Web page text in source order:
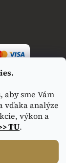
aby sme Vám
vďaka analýze
výkon a
TU.